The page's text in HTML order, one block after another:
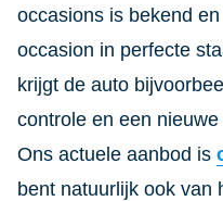
occasions is bekend
occasion in perfecte
krijgt de auto
controle en een
Ons actuele aanbod is
bent natuurlijk ook van